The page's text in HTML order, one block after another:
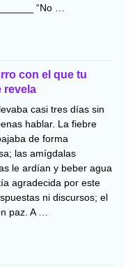
“No …
con el que tu
revela
casi tres días sin
hablar. La fiebre
de forma
las amígdalas
le ardían y beber agua
agradecida por este
ni discursos; el
paz. A …